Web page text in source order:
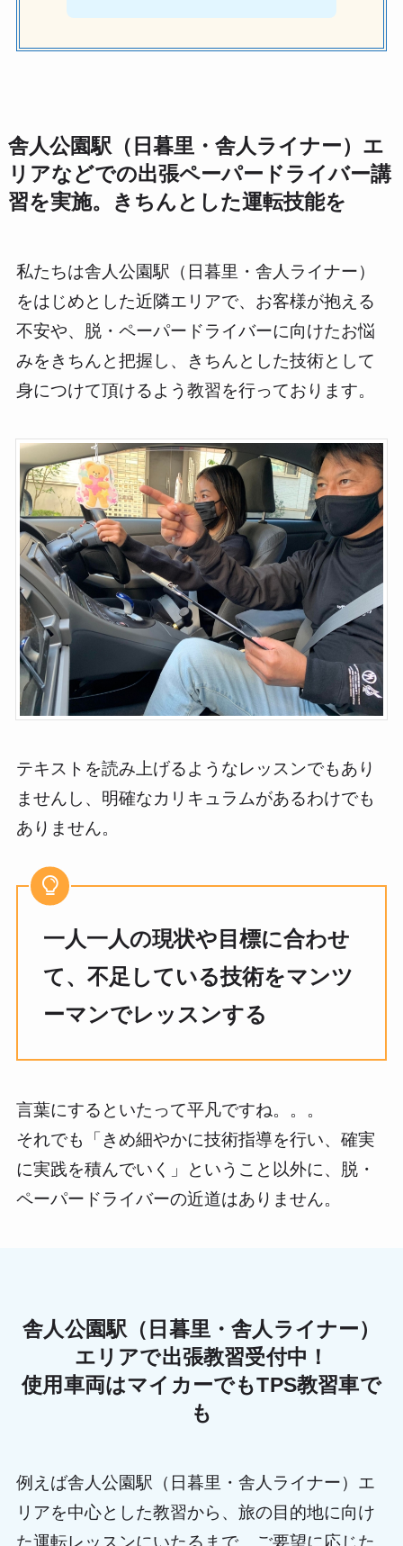
舎人公園駅（日暮里・舎人ライナー）エ
リアなどでの出張ペーパードライバー講
習を実施。きちんとした運転技能を
私たちは舎人公園駅（日暮里・舎人ライナー）
をはじめとした近隣エリアで、お客様が抱える
不安や、脱・ペーパードライバーに向けたお悩
みをきちんと把握し、きちんとした技術として
身につけて頂けるよう教習を行っております。
テキストを読み上げるようなレッスンでもあり
ませんし、明確なカリキュラムがあるわけでも
ありません。
一人一人の現状や目標に合わせ
て、不足している技術をマンツ
ーマンでレッスンする
言葉にするといたって平凡ですね。。。
それでも「きめ細やかに技術指導を行い、確実
に実践を積んでいく」ということ以外に、脱・
ペーパードライバーの近道はありません。
舎人公園駅（日暮里・舎人ライナー）
エリアで出張教習受付中！
使用車両はマイカーでもTPS教習車で
も
例えば舎人公園駅（日暮里・舎人ライナー）エ
リアを中心とした教習から、旅の目的地に向け
た運転レッスンにいたるまで、ご要望に応じた